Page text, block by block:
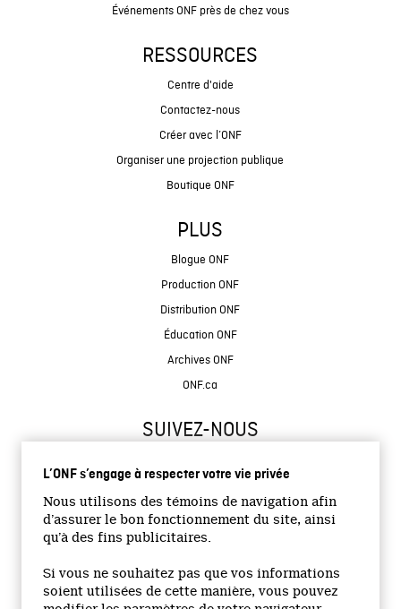
L’ONF s’engage à respecter votre vie privée
Nous utilisons des témoins de navigation afin
d’assurer le bon fonctionnement du site, ainsi
qu’à des fins publicitaires.
Si vous ne souhaitez pas que vos informations
soient utilisées de cette manière, vous pouvez
Événements ONF près de chez vous
RESSOURCES
Centre d'aide
Contactez-nous
Créer avec l’ONF
Organiser une projection publique
Boutique ONF
PLUS
Blogue ONF
Production ONF
Distribution ONF
Éducation ONF
Archives ONF
ONF.ca
SUIVEZ-NOUS
Site institutionnel